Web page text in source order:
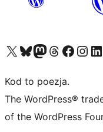
Odwiedź nasze konto X (dawniej Twitter)
Odwiedź nasze konto Bluesky
Odwiedź nasze konto na
Odwiedź naszego
OdwiedźOdwiedź
Kod to poezja.
The WordPress®
of the WordPress